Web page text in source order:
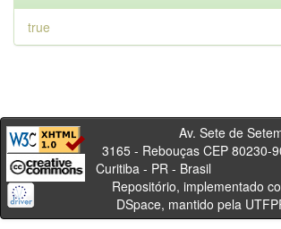
true
Av. Sete de
3165 - Rebouças CEP 80230-
Curitiba - PR -
Repositório, implementado
DSpace, mantido pela